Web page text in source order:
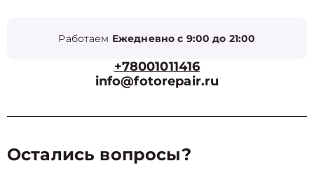
Работаем Ежедневно с 9:00 до 21:00
+78001011416
info@fotorepair.ru
Остались вопросы?